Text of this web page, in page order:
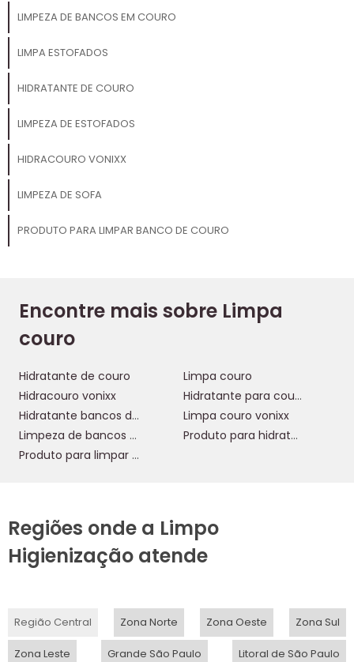
LIMPEZA DE BANCOS EM COURO
LIMPA ESTOFADOS
HIDRATANTE DE COURO
LIMPEZA DE ESTOFADOS
HIDRACOURO VONIXX
LIMPEZA DE SOFA
PRODUTO PARA LIMPAR BANCO DE COURO
Encontre mais sobre Limpa
couro
Hidratante de couro
Limpa couro
Hidracouro vonixx
Hidratante para couro
Hidratante bancos de couro
Limpa couro vonixx
Limpeza de bancos em couro
Produto para hidratar couro
Produto para limpar banco de couro
Regiões onde a Limpo
Higienização atende
Região Central Zona Norte Zona Oeste Zona Sul
Zona Leste Grande São Paulo Litoral de São Paulo